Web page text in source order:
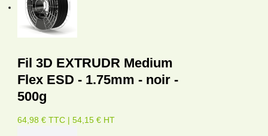
Fil 3D EXTRUDR Medium
Flex ESD - 1.75mm - noir -
500g
64,98 € TTC | 54,15 € HT